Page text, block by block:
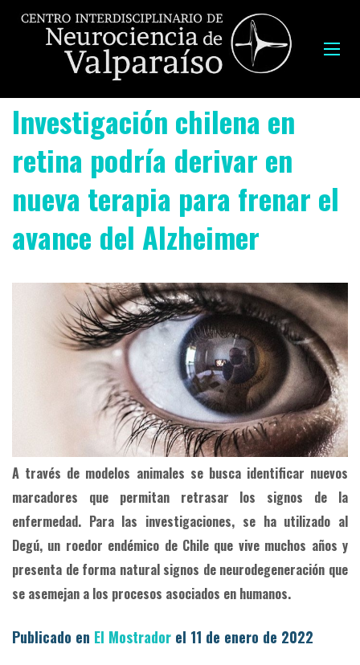
Investigación chilena en
retina podría derivar en
nueva terapia para frenar el
avance del Alzheimer
A través de modelos animales se busca identificar nuevos
marcadores que permitan retrasar los signos de la
enfermedad. Para las investigaciones, se ha utilizado al
Degú, un roedor endémico de Chile que vive muchos años y
presenta de forma natural signos de neurodegeneración que
se asemejan a los procesos asociados en humanos.
Publicado en El Mostrador el 11 de enero de 2022